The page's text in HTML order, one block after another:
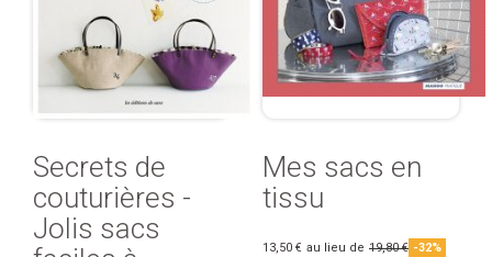
Secrets de
couturières -
Jolis sacs
Mes sacs en
tissu
13,50 € au lieu de 19,80 € -32%